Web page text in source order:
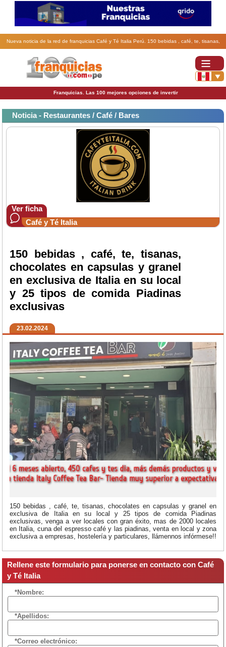
Nueva noticia de la red de franquicias Café y Té Italia Perú. 150 bebidas , café, te, tisanas,
chocolates en capsulas y granel en exclusiva de Italia en su local y 25 tipos de comida Piadinas
exclusivas.
Franquicias. Las 100 mejores opciones de invertir
Noticia - Restaurantes / Café / Bares
Ver ficha
Café y Té Italia
150 bebidas , café, te, tisanas,
chocolates en capsulas y granel
en exclusiva de Italia en su local
y 25 tipos de comida Piadinas
exclusivas
23.02.2024
150 bebidas , café, te, tisanas, chocolates en capsulas y granel en
exclusiva de Italia en su local y 25 tipos de comida Piadinas
exclusivas, venga a ver locales con gran éxito, mas de 2000 locales
en Italia, cuna del espresso café y las piadinas, venta en local y zona
exclusiva a empresas, hostelería y particulares, llámennos infórmese!!
Rellene este formulario para ponerse en contacto con Café
y Té Italia
*Nombre:
*Apellidos:
*Correo electrónico: